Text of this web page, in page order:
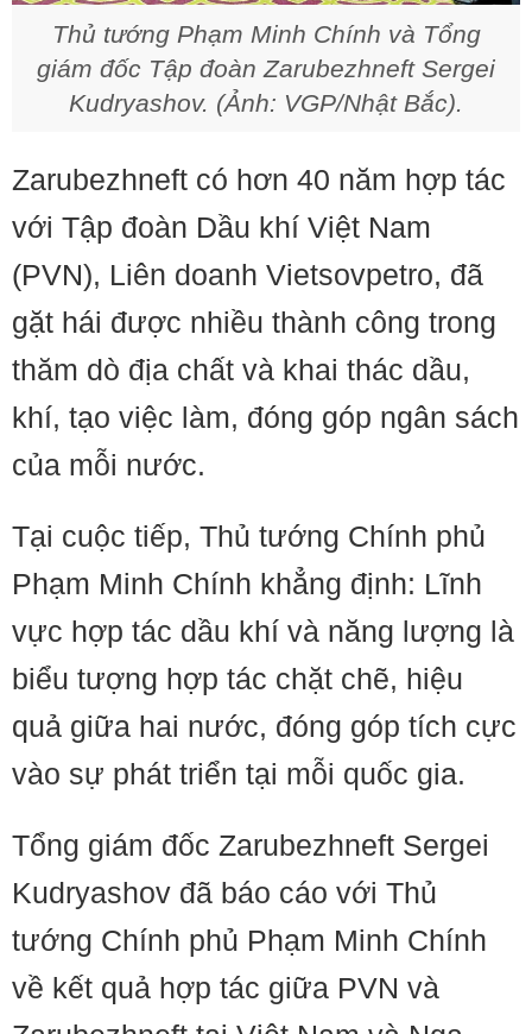
Thủ tướng Phạm Minh Chính và Tổng
giám đốc Tập đoàn Zarubezhneft Sergei
Kudryashov. (Ảnh: VGP/Nhật Bắc).
Zarubezhneft có hơn 40 năm hợp tác
với Tập đoàn Dầu khí Việt Nam
(PVN), Liên doanh Vietsovpetro, đã
gặt hái được nhiều thành công trong
thăm dò địa chất và khai thác dầu,
khí, tạo việc làm, đóng góp ngân sách
của mỗi nước.
Tại cuộc tiếp, Thủ tướng Chính phủ
Phạm Minh Chính khẳng định: Lĩnh
vực hợp tác dầu khí và năng lượng là
biểu tượng hợp tác chặt chẽ, hiệu
quả giữa hai nước, đóng góp tích cực
vào sự phát triển tại mỗi quốc gia.
Tổng giám đốc Zarubezhneft Sergei
Kudryashov đã báo cáo với Thủ
tướng Chính phủ Phạm Minh Chính
về kết quả hợp tác giữa PVN và